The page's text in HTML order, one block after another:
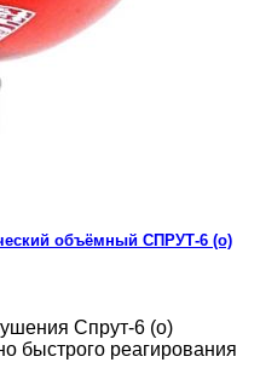
объёмный СПРУТ-6 (о)
Спрут-6 (о)
быстрого реагирования